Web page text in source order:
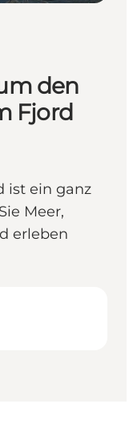
den
Fjord
ist ein ganz
Meer,
erleben